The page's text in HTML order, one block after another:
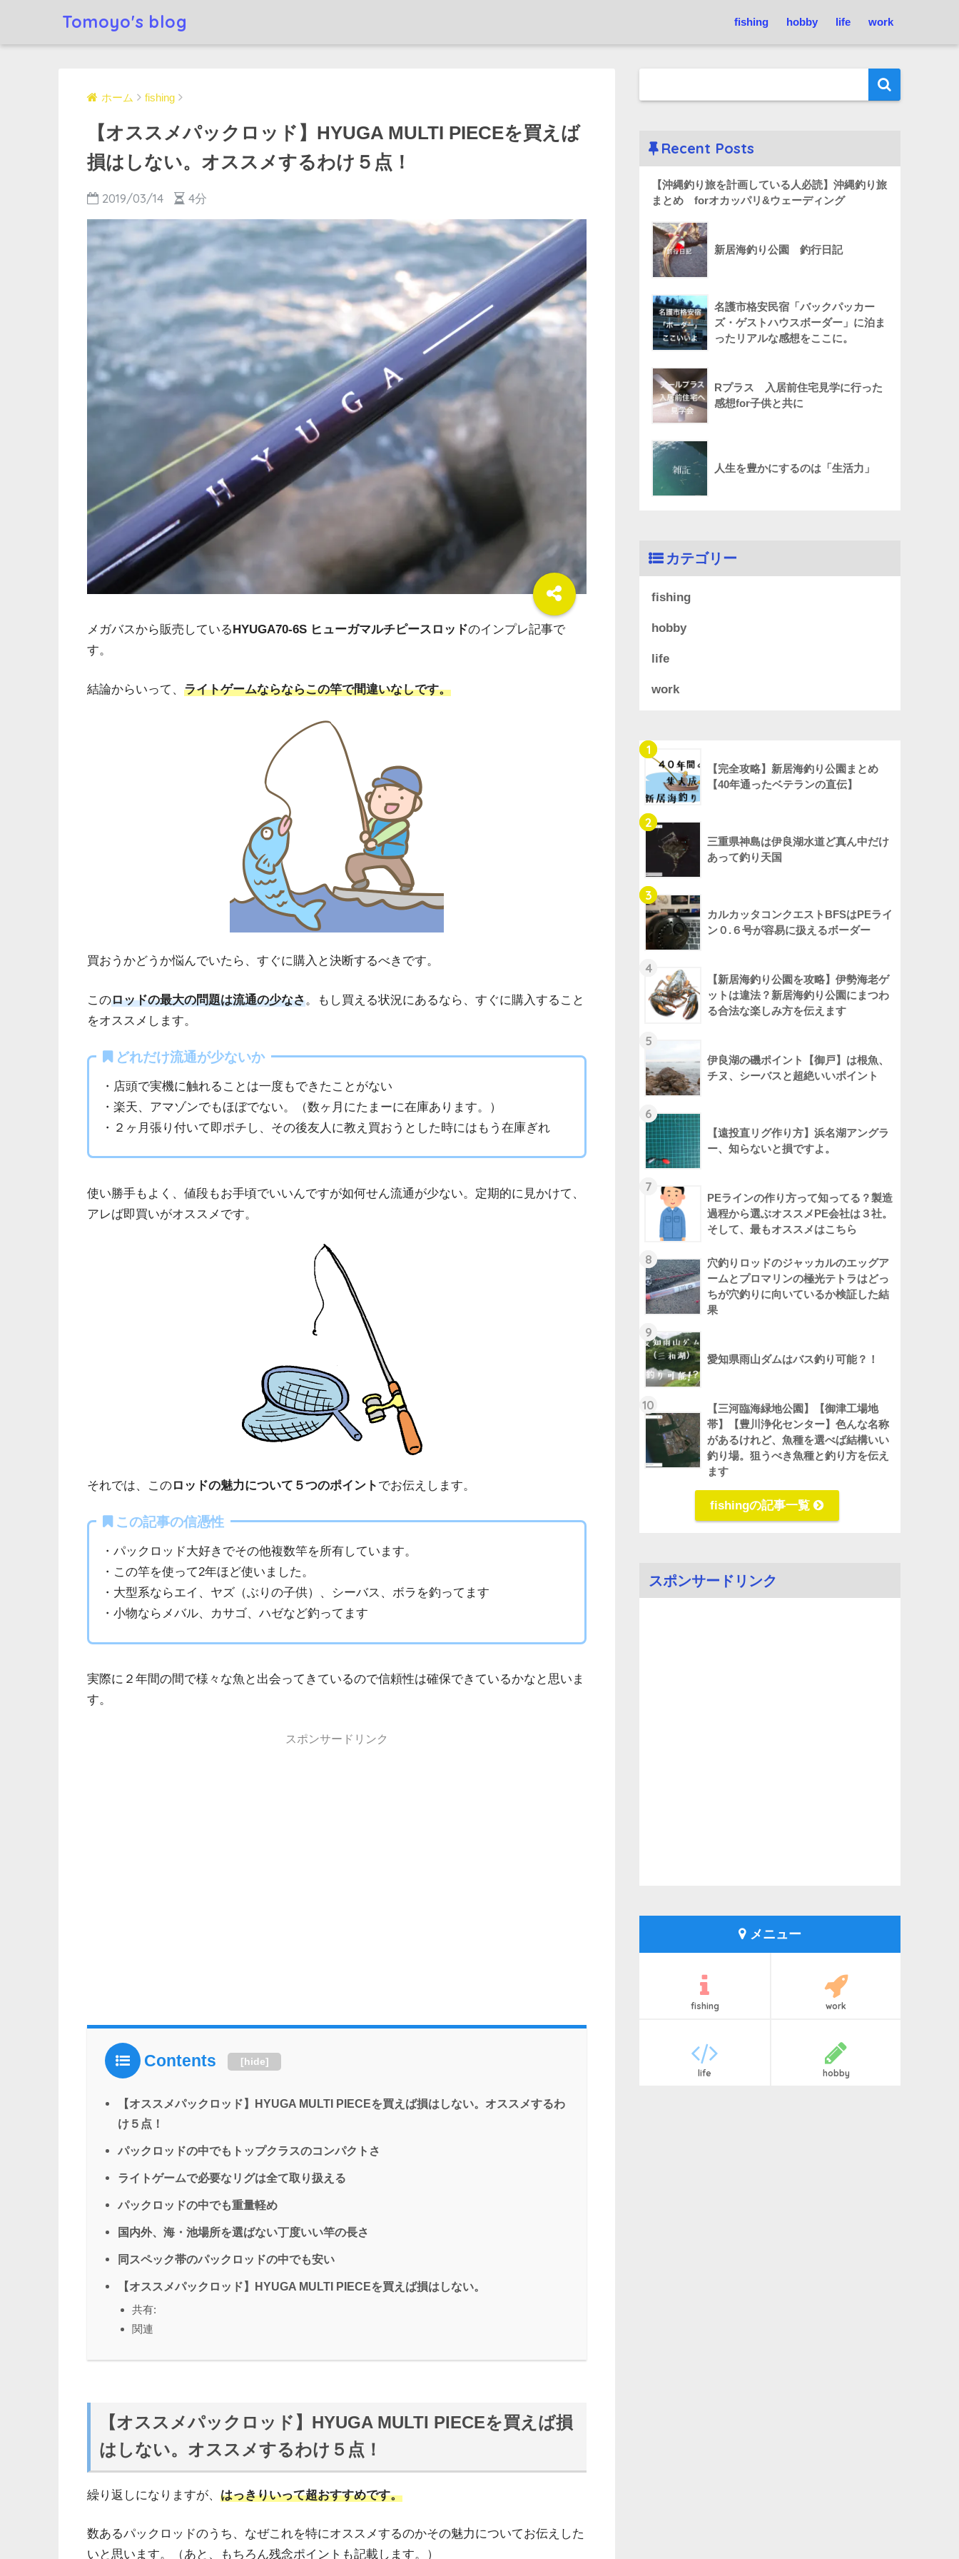
Tomoyo's blog fishing hobby life work
ホーム fishing
【オススメパックロッド】HYUGA MULTI PIECEを買えば
損はしない。オススメするわけ５点！
2019/03/14 4分
メガバスから販売している HYUGA70-6S ヒューガマルチピースロッドのインプレ記事で
す。
結論からいって、 ライトゲームならならこの竿で間違いなしです。
買おうかどうか悩んでいたら、すぐに購入と決断するべきです。
このロッドの最大の問題は流通の少なさ。もし買える状況にあるなら、すぐに購入すること
をオススメします。
どれだけ流通が少ないか
・店頭で実機に触れることは一度もできたことがない
・楽天、アマゾンでもほぼでない。（数ヶ月にたまーに在庫あります。）
・２ヶ月張り付いて即ポチし、その後友人に教え買おうとした時にはもう在庫ぎれ
使い勝手もよく、値段もお手頃でいいんですが如何せん流通が少ない。定期的に見かけて、
アレば即買いがオススメです。
それでは、このロッドの魅力について５つのポイント でお伝えします。
この記事の信憑性
・パックロッド大好きでその他複数竿を所有しています。
・この竿を使って2年ほど使いました。
・大型系ならエイ、ヤズ（ぶりの子供）、シーバス、ボラを釣ってます
・小物ならメバル、カサゴ、ハゼなど釣ってます
実際に２年間の間で様々な魚と出会ってきているので信頼性は確保できているかなと思いま
す。
スポンサードリンク
Contents [hide]
【オススメパックロッド】HYUGA MULTI PIECEを買えば損はしない。オススメするわ
け５点！
パックロッドの中でもトップクラスのコンパクトさ
ライトゲームで必要なリグは全て取り扱える
パックロッドの中でも重量軽め
国内外、海・池場所を選ばない丁度いい竿の長さ
同スペック帯のパックロッドの中でも安い
【オススメパックロッド】HYUGA MULTI PIECEを買えば損はしない。
共有:
関連
【オススメパックロッド】HYUGA MULTI PIECEを買えば損
はしない。オススメするわけ５点！
繰り返しになりますが、 はっきりいって超おすすめです。
数あるパックロッドのうち、なぜこれを特にオススメするのかその魅力についてお伝えした
いと思います。（あと、もちろん残念ポイントも記載します。）
Recent Posts
【沖縄釣り旅を計画している人必読】沖縄釣り旅
まとめ forオカッパリ&ウェーディング
新居海釣り公園 釣行日記
名護市格安民宿「バックパッカー
ズ・ゲストハウスボーダー」に泊ま
ったリアルな感想をここに。
Rプラス 入居前住宅見学に行った
感想for子供と共に
人生を豊かにするのは「生活力」
カテゴリー
fishing
hobby
life
work
1
【完全攻略】新居海釣り公園まとめ
【40年通ったベテランの直伝】
2
三重県神島は伊良湖水道ど真ん中だけ
あって釣り天国
3
カルカッタコンクエストBFSはPEライ
ン０.６号が容易に扱えるボーダー
4
【新居海釣り公園を攻略】伊勢海老ゲ
ットは違法？新居海釣り公園にまつわ
る合法な楽しみ方を伝えます
5
伊良湖の磯ポイント【御戸】は根魚、
チヌ、シーバスと超絶いいポイント
6
【遠投直リグ作り方】浜名湖アングラ
ー、知らないと損ですよ。
7
PEラインの作り方って知ってる？製造
過程から選ぶオススメPE会社は３社。
そして、最もオススメはこちら
8
穴釣りロッドのジャッカルのエッグア
ームとプロマリンの極光テトラはどっ
ちが穴釣りに向いているか検証した結
果
9
愛知県雨山ダムはバス釣り可能？！
10
【三河臨海緑地公園】【御津工場地
帯】【豊川浄化センター】色んな名称
があるけれど、魚種を選べば結構いい
釣り場。狙うべき魚種と釣り方を伝え
ます
fishingの記事一覧
スポンサードリンク
メニュー
fishing work
life hobby